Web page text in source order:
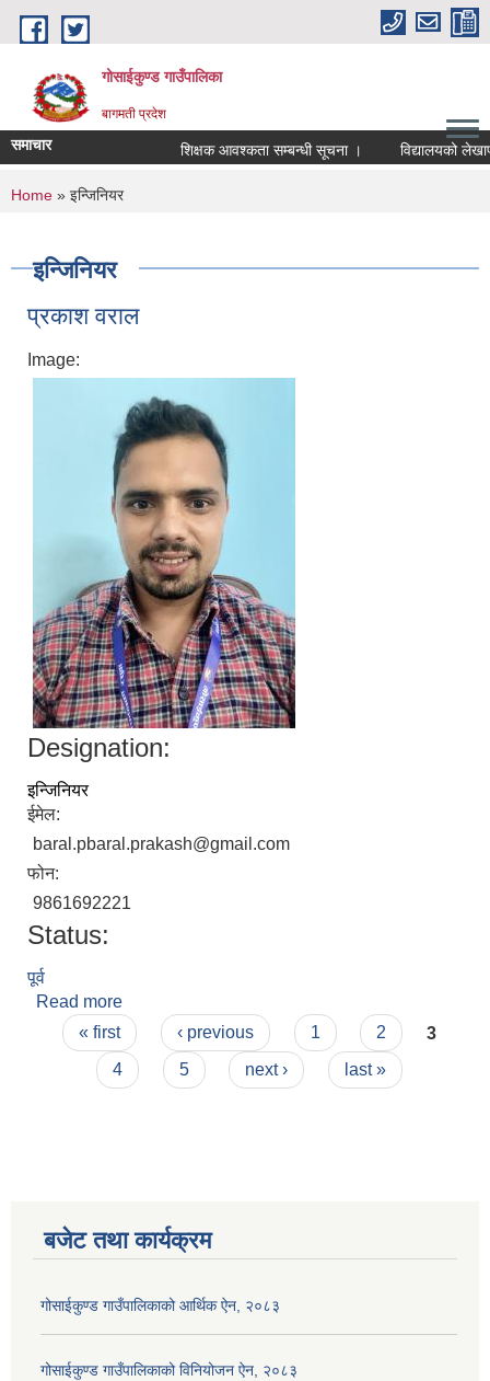
Skip to main content
गोसाईकुण्ड गाउँपालिका
बागमती प्रदेश
समाचार शिक्षक आवश्कता सम्बन्धी सूचना । विद्यालयको
You are here
Home » इन्जिनियर
इन्जिनियर
प्रकाश वराल
Image:
Designation:
इन्जिनियर
ईमेल:
baral.pbaral.prakash@gmail.com
फोन:
9861692221
Status:
पूर्व
Read more
Pages
« first ‹ previous 1 2
3
4
5 next › last »
बजेट तथा कार्यक्रम
गोसाईकुण्ड गाउँपालिकाको आर्थिक ऐन, २०८३
गोसाईकुण्ड गाउँपालिकाको विनियोजन ऐन, २०८३